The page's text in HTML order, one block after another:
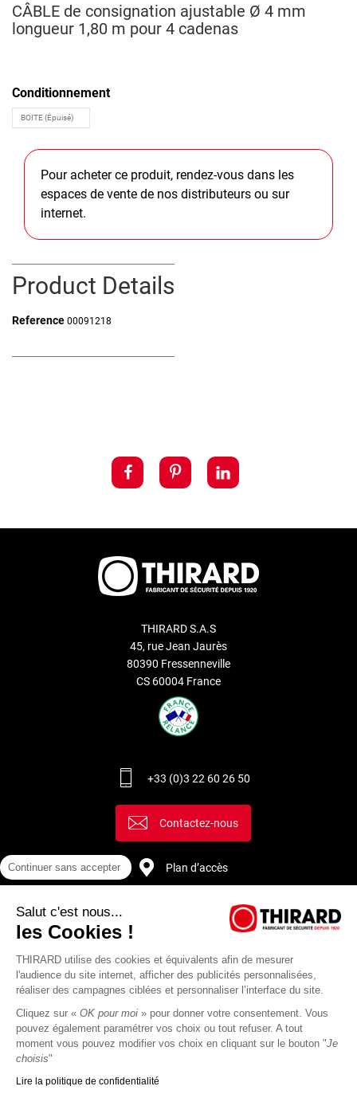
CÂBLE de consignation ajustable Ø 4 mm
longueur 1,80 m pour 4 cadenas
Conditionnement
Pour acheter ce produit, rendez-vous dans les
espaces de vente de nos distributeurs ou sur
internet.
Product Details
Reference 00091218
THIRARD S.A.S
45, rue Jean Jaurès
80390 Fressenneville
CS 60004 France
+33 (0)3 22 60 26 50
Contactez-nous
Plan d’accès
Continuer sans accepter
Salut c'est nous...
les Cookies !
THIRARD utilise des cookies et équivalents afin de mesurer
l'audience du site internet, afficher des publicités personnalisées,
réaliser des campagnes ciblées et personnaliser l’interface du site.
Cliquez sur « OK pour moi » pour donner votre consentement. Vous
pouvez également paramétrer vos choix ou tout refuser. A tout
moment vous pouvez modifier vos choix en cliquant sur le bouton "Je
choisis"
Lire la politique de confidentialité